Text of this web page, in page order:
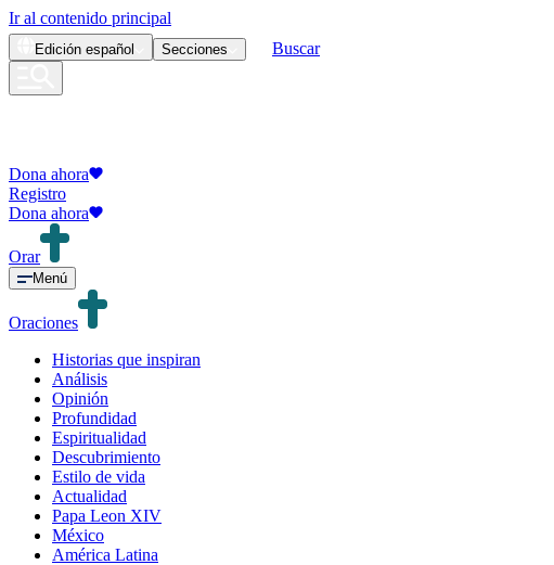
Ir al contenido principal
Edición español Secciones Buscar
Dona ahora
Registro
Dona ahora
Orar
Menú
Oraciones
Historias que inspiran
Análisis
Opinión
Profundidad
Espiritualidad
Descubrimiento
Estilo de vida
Actualidad
Papa Leon XIV
México
América Latina